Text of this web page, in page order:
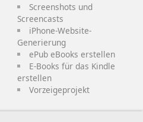
Screenshots und
Screencasts
iPhone-Website-
Generierung
ePub eBooks erstellen
E-Books für das Kindle
erstellen
Vorzeigeprojekt